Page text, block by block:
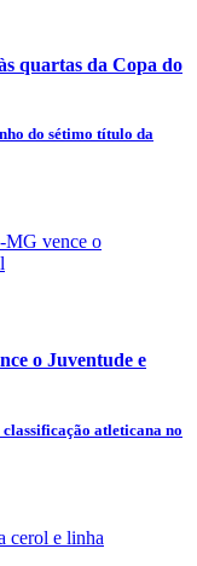
quartas da Copa do
do sétimo título da
o Juventude e
atleticana no